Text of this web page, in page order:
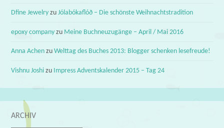
Dfine Jewelry zuJólabókaflóð – Die schönste Weihnachtstradition
epoxy company zu Meine Buchneuzugänge – April / Mai 2016
Anna Achen zuWelttag des Buches 2013: Blogger schenken lesefreude!
Vishnu Joshi zu Impress Adventskalender 2015 – Tag 24
ARCHIV